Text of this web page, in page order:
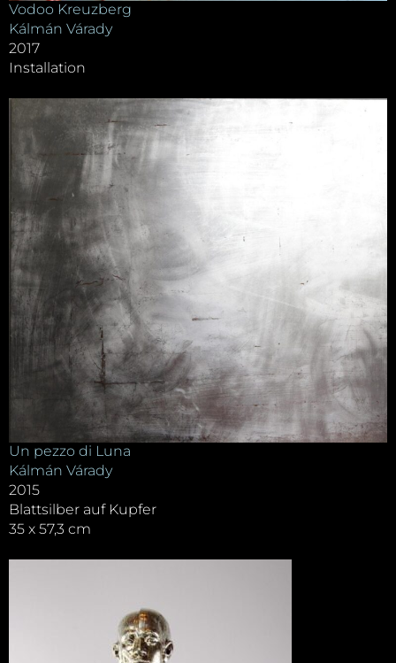
Vodoo Kreuzberg
Kálmán Várady
2017
Installation
Un pezzo di Luna
Kálmán Várady
2015
Blattsilber auf Kupfer
35 x 57,3 cm